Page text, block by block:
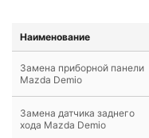
Наименование
Замена приборной панели
Mazda Demio
Замена датчика заднего
хода Mazda Demio